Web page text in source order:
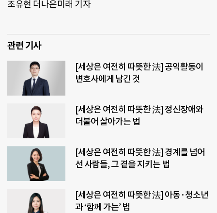
조유현 더나은미래 기자
관련 기사
[세상은 여전히 따뜻한 法] 공익활동이
변호사에게 남긴 것
[세상은 여전히 따뜻한 法] 정신장애와
더불어 살아가는 법
[세상은 여전히 따뜻한 法] 경계를 넘어
선 사람들, 그 곁을 지키는 법
[세상은 여전히 따뜻한 法] 아동·청소년
과 ‘함께 가는’ 법